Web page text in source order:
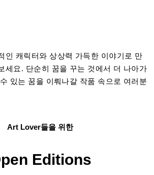
인 캐릭터와 상상력 가득한 이야기로 만
세요. 단순히 꿈을 꾸는 것에서 더 나아가
있는 꿈을 이뤄나갈 작품 속으로 여러분
Art Lover들을 위한
Editions